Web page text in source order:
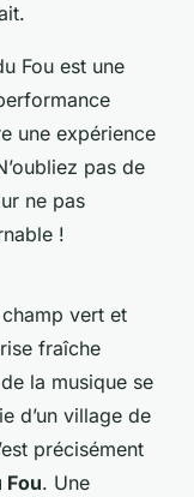
Fou est une
une expérience
pas de
ne pas
!
vert et
fraîche
la musique se
d’un village de
précisément
Fou. Une